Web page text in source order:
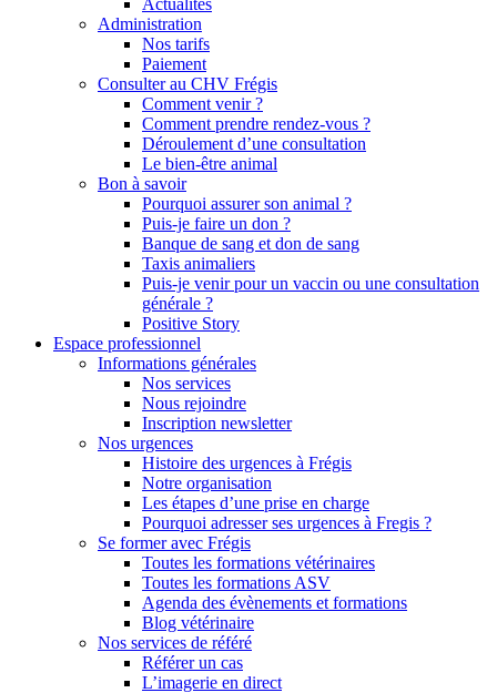
Actualités
Administration
Nos tarifs
Paiement
Consulter au CHV Frégis
Comment venir ?
Comment prendre rendez-vous ?
Déroulement d’une consultation
Le bien-être animal
Bon à savoir
Pourquoi assurer son animal ?
Puis-je faire un don ?
Banque de sang et don de sang
Taxis animaliers
Puis-je venir pour un vaccin ou une consultation
générale ?
Positive Story
Espace professionnel
Informations générales
Nos services
Nous rejoindre
Inscription newsletter
Nos urgences
Histoire des urgences à Frégis
Notre organisation
Les étapes d’une prise en charge
Pourquoi adresser ses urgences à Fregis ?
Se former avec Frégis
Toutes les formations vétérinaires
Toutes les formations ASV
Agenda des évènements et formations
Blog vétérinaire
Nos services de référé
Référer un cas
L’imagerie en direct